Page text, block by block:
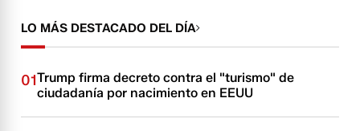
LO MÁS DESTACADO DEL DÍA
01Trump firma decreto contra el "turismo" de
ciudadanía por nacimiento en EEUU